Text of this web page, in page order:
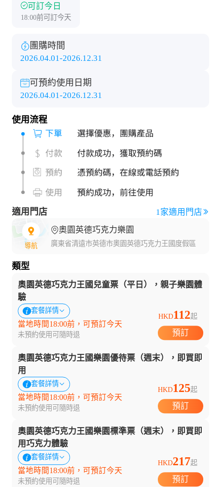
可訂今日
18:00前可訂今天
團購時間
2026.04.01-2026.12.31
可預約使用日期
2026.04.01-2026.12.31
使用流程
適用門店 1家適用門店
導航
奧園英德巧克力樂園
廣東省清遠市英德市奧園英德巧克力王國度假區
類型
奧園英德巧克力王國兒童票（平日），親子樂園體
驗
套餐詳情
當地時間18:00前，可預訂今天
未預約使用可隨時退
HKD112起
預訂
奧園英德巧克力王國樂園優待票（週末），即買即
用
套餐詳情
當地時間18:00前，可預訂今天
未預約使用可隨時退
HKD125起
預訂
奧園英德巧克力王國樂園標準票（週末），即買即
用巧克力體驗
套餐詳情
當地時間18:00前，可預訂今天
未預約使用可隨時退
HKD217起
預訂